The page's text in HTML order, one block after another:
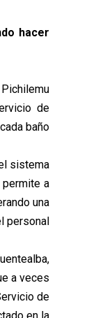
hacer
de
baño
sistema
a
una
personal
a veces
de